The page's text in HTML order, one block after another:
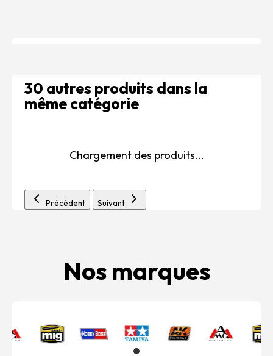
30 autres produits dans la
même catégorie
Chargement des produits...
Précédent Suivant
Nos marques